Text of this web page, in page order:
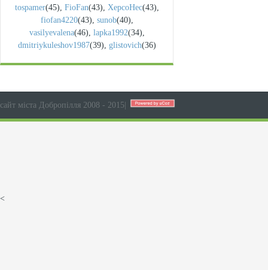
tospamer(45), FioFan(43), XepcoHec(43),
fiofan4220(43), sunob(40),
vasilyevalena(46), lapka1992(34),
dmitriykuleshov1987(39), glistovich(36)
сайт міста Добропілля 2008 - 2015
<